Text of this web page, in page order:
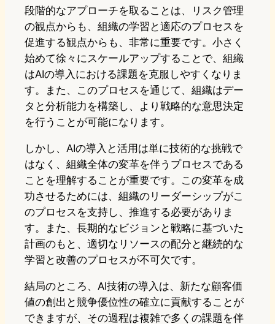
段階的なアプローチを取ることは、リスク管理
の観点からも、組織の学習と適応のプロセスを
促進する観点からも、非常に重要です。小さく
始めて徐々にスケールアップすることで、組織
はAIの導入における課題を克服しやすくなりま
す。また、このプロセスを通じて、組織はデー
タと分析能力を構築し、より戦略的な意思決定
を行うことが可能になります。
しかし、AIの導入と活用は単に技術的な挑戦で
はなく、組織全体の変革を伴うプロセスである
ことを理解することが重要です。この変革を成
功させるためには、組織のリーダーシップがこ
のプロセスを支持し、推進する必要がありま
す。また、長期的なビジョンと戦略に基づいた
計画のもと、適切なリソースの配分と継続的な
学習と改善のプロセスが不可欠です。
結局のところ、AI技術の導入は、新たな顧客価
値の創出と競争優位性の確立に貢献することが
できますが、その過程は複雑で多くの課題を伴